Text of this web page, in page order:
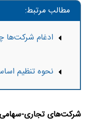
مطالب مرتبط:
ادغام شرکت‌ها
نحوه تنظیم
شرکت‌های تجاری-